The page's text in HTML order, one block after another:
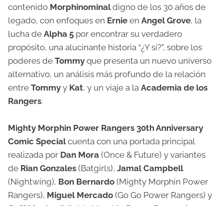
contenido Morphinominaldigno de los 30 años de
legado, con enfoques en Ernie en Angel Grove, la
lucha de Alpha 5 por encontrar su verdadero
propósito, una alucinante historia “¿Y sí?”, sobre los
poderes de Tommy que presenta un nuevo universo
alternativo, un análisis más profundo de la relación
entre Tommy y Kat, y un viaje a la Academia de los
Rangers.
Mighty Morphin Power Rangers 30th Anniversary
Comic Specialcuenta con una portada principal
realizada por Dan Mora (Once & Future) y variantes
de Rian Gonzales (Batgirls), Jamal Campbell
(Nightwing), Bon Bernardo (Mighty Morphin Power
Rangers), Miguel Mercado (Go Go Power Rangers) y